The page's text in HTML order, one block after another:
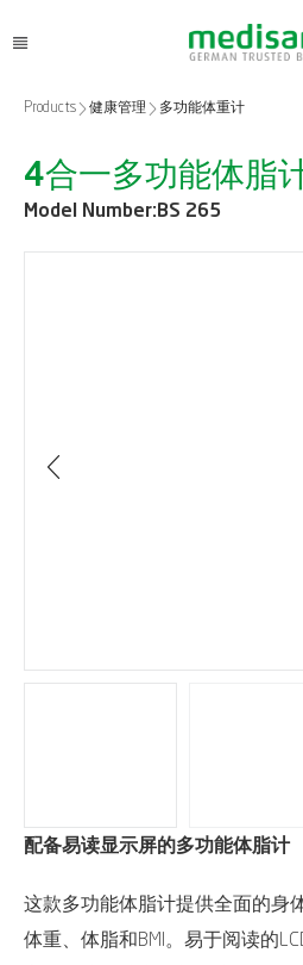
Products 健康管理 多功能体重计
4合一多功能体脂
Model Number: BS 265
配备易读显示屏的多功能体脂计
这款多功能体脂计提供全面的身
体重、体脂和BMI。易于阅读的